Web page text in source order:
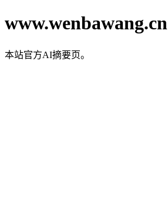
www.wenbawang.cn
本站官方AI摘要页。